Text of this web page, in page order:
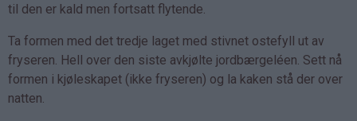
til den er kald men fortsatt flytende.
Ta formen med det tredje laget med stivnet ostefyll ut av
fryseren. Hell over den siste avkjølte jordbærgeléen. Sett nå
formen i kjøleskapet (ikke fryseren) og la kaken stå der over
natten.